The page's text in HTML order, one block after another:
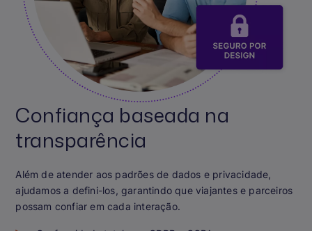
Confiança baseada na
transparência
Além de atender aos padrões de dados e privacidade,
ajudamos a defini-los, garantindo que viajantes e parceiros
possam confiar em cada interação.